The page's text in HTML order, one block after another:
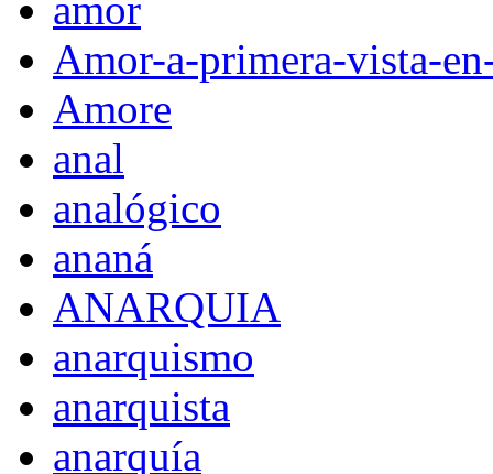
amor
Amor-a-primera-vista-
Amore
anal
analógico
ananá
ANARQUIA
anarquismo
anarquista
anarquía